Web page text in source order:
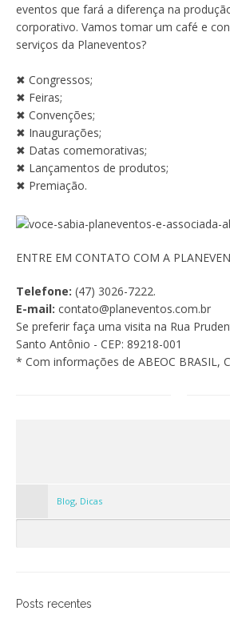
eventos que fará a diferença na
corporativo. Vamos tomar um café e
serviços da Planeventos?
✖︎ Congressos;
✖︎ Feiras;
✖︎ Convenções;
✖︎ Inaugurações;
✖︎ Datas comemorativas;
✖︎ Lançamentos de produtos;
✖︎ Premiação.
ENTRE EM CONTATO COM A
Telefone: (47) 3026-7222.
E-mail: contato@planeventos.com.br
Se preferir faça uma visita na Rua
Santo Antônio - CEP: 89218-001
* Com informações de ABEOC BRASIL,
Blog, Dicas
Posts recentes